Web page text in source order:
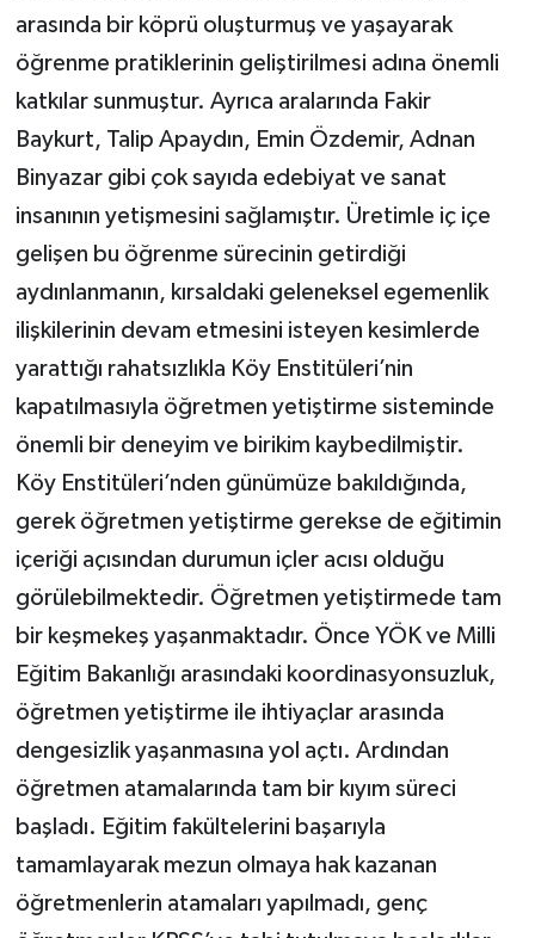
arasında bir köprü oluşturmuş ve yaşayarak
öğrenme pratiklerinin geliştirilmesi adına önemli
katkılar sunmuştur. Ayrıca aralarında Fakir
Baykurt, Talip Apaydın, Emin Özdemir, Adnan
Binyazar gibi çok sayıda edebiyat ve sanat
insanının yetişmesini sağlamıştır. Üretimle iç içe
gelişen bu öğrenme sürecinin getirdiği
aydınlanmanın, kırsaldaki geleneksel egemenlik
ilişkilerinin devam etmesini isteyen kesimlerde
yarattığı rahatsızlıkla Köy Enstitüleri’nin
kapatılmasıyla öğretmen yetiştirme sisteminde
önemli bir deneyim ve birikim kaybedilmiştir.
Köy Enstitüleri’nden günümüze bakıldığında,
gerek öğretmen yetiştirme gerekse de eğitimin
içeriği açısından durumun içler acısı olduğu
görülebilmektedir. Öğretmen yetiştirmede tam
bir keşmekeş yaşanmaktadır. Önce YÖK ve Milli
Eğitim Bakanlığı arasındaki koordinasyonsuzluk,
öğretmen yetiştirme ile ihtiyaçlar arasında
dengesizlik yaşanmasına yol açtı. Ardından
öğretmen atamalarında tam bir kıyım süreci
başladı. Eğitim fakültelerini başarıyla
tamamlayarak mezun olmaya hak kazanan
öğretmenlerin atamaları yapılmadı, genç